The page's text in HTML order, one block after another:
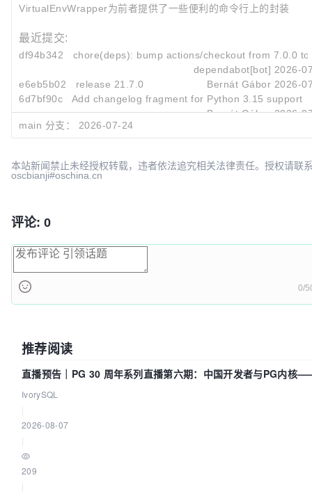
VirtualEnvWrapper为前者提供了一些便利的命令行上的封装
最近提交:
df94b342
chore(deps): bump actions/checkout from 7.0.0
dependabot[bot] 2026-
e6eb5b02
release 21.7.0 Bernát Gábor 2026-
6d7bf90c
Add changelog fragment for Python 3.15 support
Bernát Gábor 2026-
main 分支：
2026-07-24
本站新闻禁止未经授权转载，违者依法追究相关法律责任。授权请联
oscbianji#oschina.cn
评论: 0
0/
推荐阅读
直播预告｜PG 30 周年系列直播第六期：中国开发者与PG内核
得动吗？我们贡献了什么？
IvorySQL
2026-08-07
209